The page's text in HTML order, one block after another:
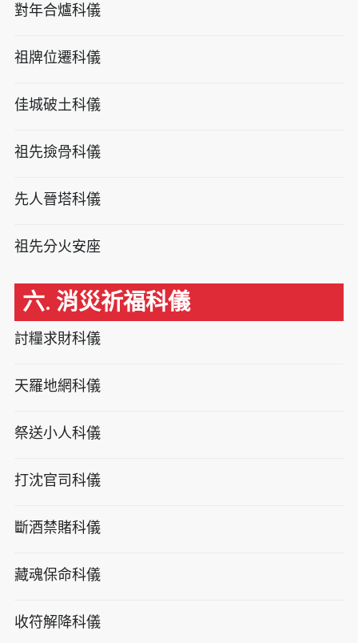
對年合爐科儀
祖牌位遷科儀
佳城破土科儀
祖先撿骨科儀
先人晉塔科儀
祖先分火安座
六. 消災祈福科儀
討糧求財科儀
天羅地網科儀
祭送小人科儀
打沈官司科儀
斷酒禁賭科儀
藏魂保命科儀
收符解降科儀